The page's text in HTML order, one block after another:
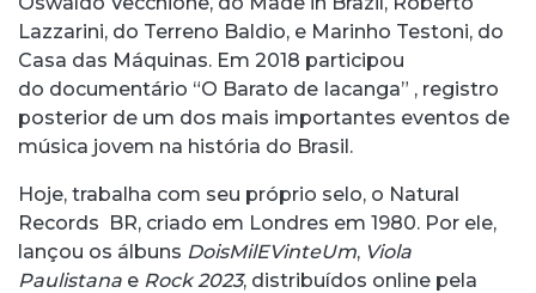
Lazzarini, do Terreno Baldio, e Marinho Testoni, do
Casa das Máquinas. Em 2018 participou
do documentário “O Barato de Iacanga” , registro
posterior de um dos mais importantes eventos de
música jovem na história do Brasil.
Hoje, trabalha com seu próprio selo, o Natural
Records BR, criado em Londres em 1980. Por ele,
lançou os álbuns DoisMilEVinteUm, Viola
Paulistana e Rock 2023, distribuídos online pela